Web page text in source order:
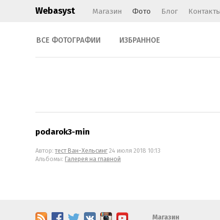
Webasyst Магазин Фото Блог
ВСЕ ФОТОГРАФИИ ИЗБРАННОЕ
podarok3-min
Автор:тест Ван-Хельсинг 24 июля 2018 10:13
Альбомы: Галерея на главной
Магазин